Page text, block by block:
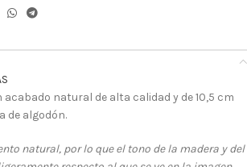
acabado natural de alta calidad y de 10,5 cm
de algodón.
natural, por lo que el tono de la madera y del